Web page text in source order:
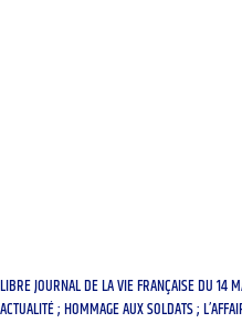
LIBRE JOURNAL DE LA VIE FRANÇAISE DU 14
ACTUALITÉ ; HOMMAGE AUX SOLDATS ;